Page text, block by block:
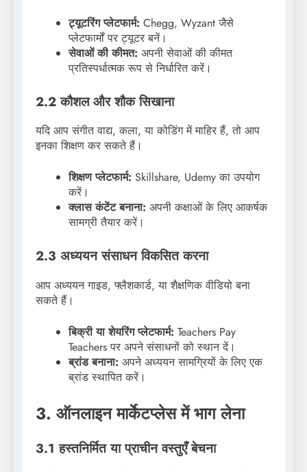
ट्यूटरिंग प्लेटफार्म: Chegg, Wyzant जैसे
प्लेटफार्मों पर ट्यूटर बनें।
सेवाओं की कीमत: अपनी सेवाओं की कीमत
प्रतिस्पर्धात्मक रूप से निर्धारित करें।
2.2 कौशल और शौक सिखाना
यदि आप संगीत वाद्य, कला, या कोडिंग में माहिर हैं, तो आप
इनका शिक्षण कर सकते हैं।
शिक्षण प्लेटफार्म: Skillshare, Udemy का उपयोग
करें।
क्लास कंटेंट बनाना: अपनी कक्षाओं के लिए आकर्षक
सामग्री तैयार करें।
2.3 अध्ययन संसाधन विकसित करना
आप अध्ययन गाइड, फ्लैशकार्ड, या शैक्षणिक वीडियो बना
सकते हैं।
बिक्री या शेयरिंग प्लेटफार्म: Teachers Pay
Teachers पर अपने संसाधनों को स्थान दें।
ब्रांड बनाना: अपने अध्ययन सामग्रियों के लिए एक
ब्रांड स्थापित करें।
3. ऑनलाइन मार्केटप्लेस में भाग लेना
3.1 हस्तनिर्मित या प्राचीन वस्तुएँ बेचना